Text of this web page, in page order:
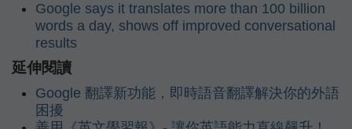
Google says it translates more than 100 billion
words a day, shows off improved conversational
results
延伸閱讀
Google 翻譯新功能，即時語音翻譯解決你的外語
困擾